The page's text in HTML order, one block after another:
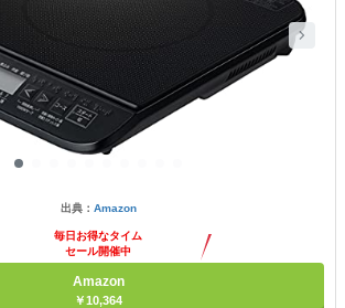
出典： Amazon
毎日お得なタイム
セール開催中
Amazon
￥10,364